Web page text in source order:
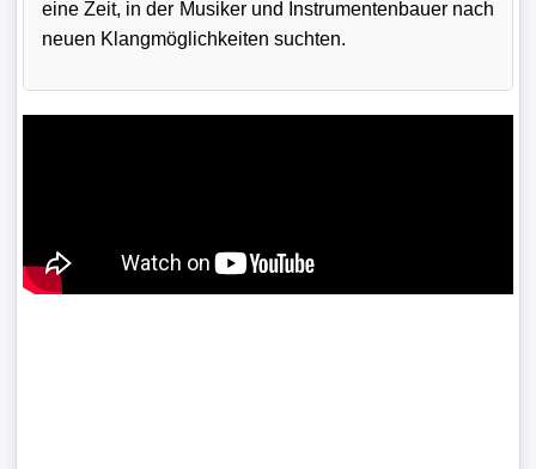
eine Zeit, in der Musiker und Instrumentenbauer nach
neuen Klangmöglichkeiten suchten.